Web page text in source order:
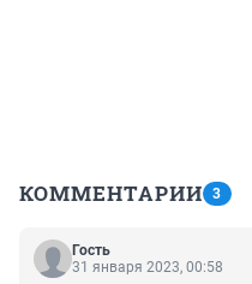
КОММЕНТАРИИ 3
Гость
31 января 2023, 00:58